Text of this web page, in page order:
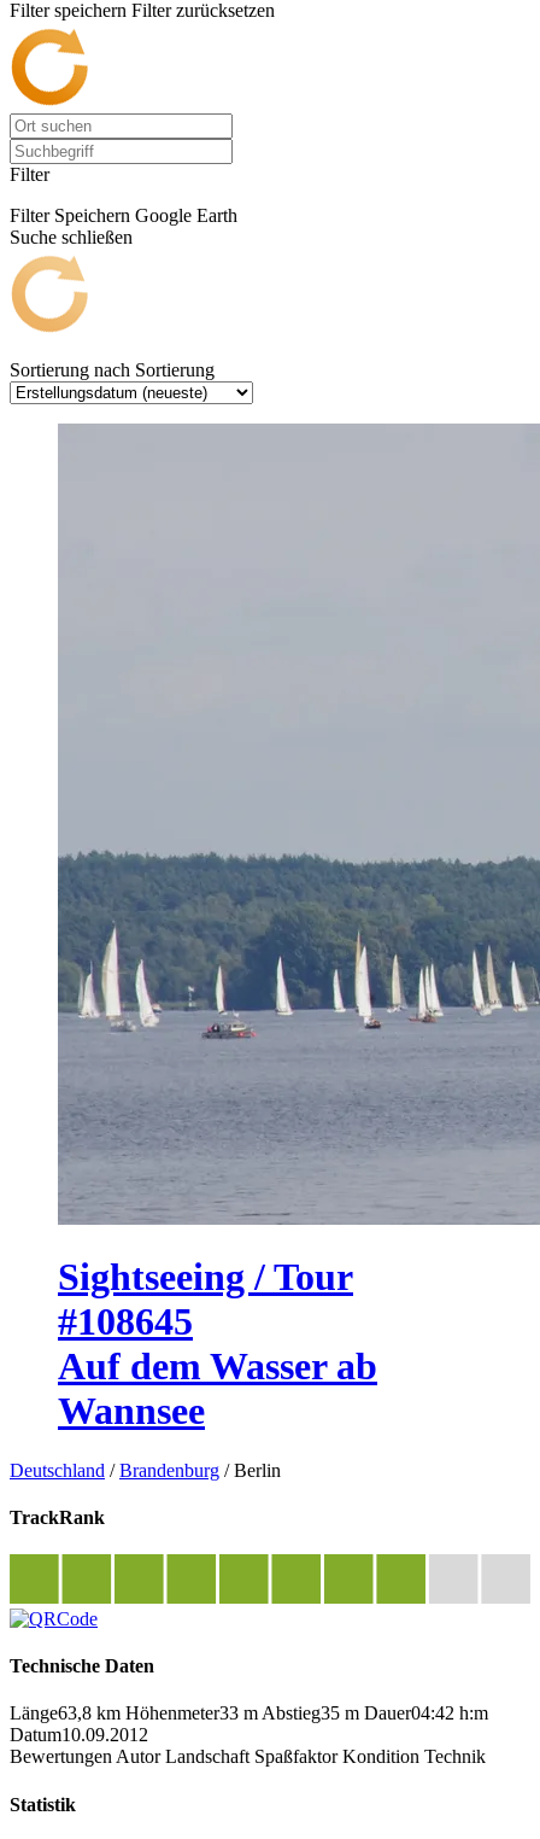
Filter speichern Filter zurücksetzen
Filter
Filter Speichern Google Earth
Suche schließen
Sortierung nach Sortierung
Sightseeing / Tour
#108645
Auf dem Wasser ab
Wannsee
Deutschland /Brandenburg /Berlin
TrackRank
Technische Daten
Länge63,8 km Höhenmeter33 m Abstieg35 m Dauer04:42 h:m
Datum10.09.2012
Bewertungen Autor Landschaft Spaßfaktor Kondition Technik
Statistik